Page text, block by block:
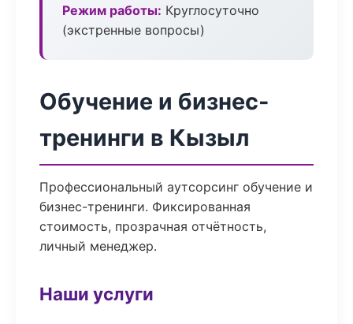
Режим работы: Круглосуточно
(экстренные вопросы)
Обучение и бизнес-
тренинги в Кызыл
Профессиональный аутсорсинг обучение и
бизнес-тренинги. Фиксированная
стоимость, прозрачная отчётность,
личный менеджер.
Наши услуги